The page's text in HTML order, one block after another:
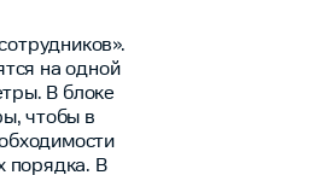
на одной
В блоке
чтобы в
порядка. В